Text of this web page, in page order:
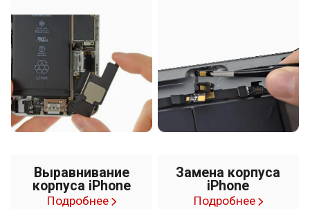
Выравнивание
корпуса iPhone
Подробнее
Замена корпуса
iPhone
Подробнее